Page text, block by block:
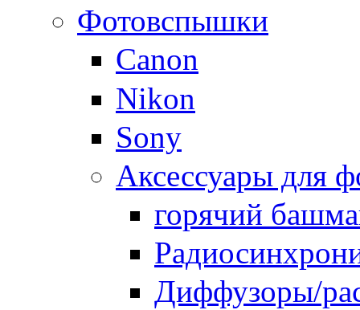
Фотовспышки
Canon
Nikon
Sony
Аксессуары для
горячий
Диффузоры/